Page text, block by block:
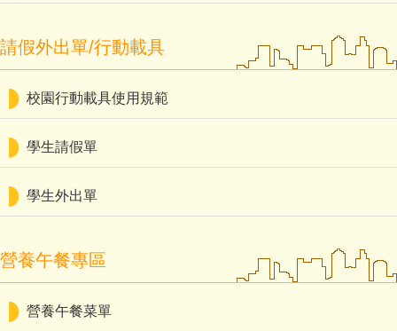
請假外出單/行動載具
校園行動載具使用規範
學生請假單
學生外出單
營養午餐專區
營養午餐菜單